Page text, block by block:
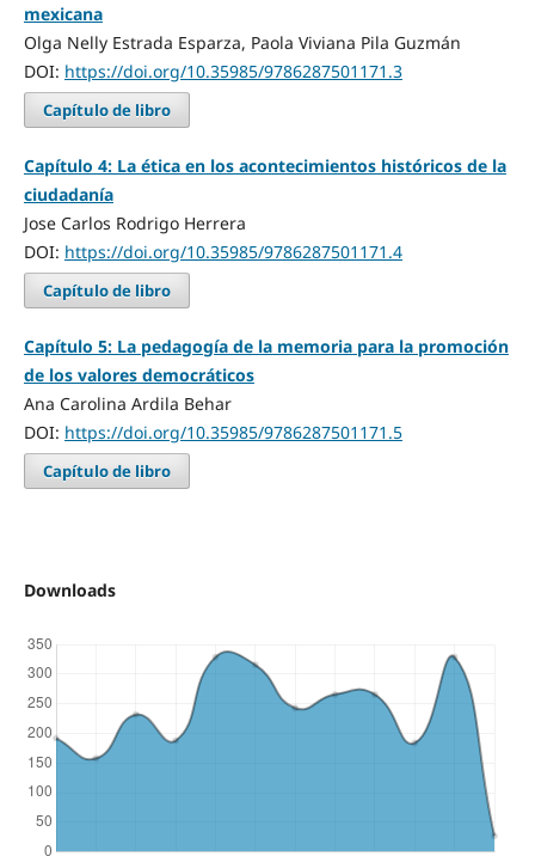
mexicana
Olga Nelly Estrada Esparza, Paola Viviana Pila Guzmán
DOI: https://doi.org/10.35985/9786287501171.3
Capítulo de libro
Capítulo 4: La ética en los acontecimientos históricos de la
ciudadanía
Jose Carlos Rodrigo Herrera
DOI: https://doi.org/10.35985/9786287501171.4
Capítulo de libro
Capítulo 5: La pedagogía de la memoria para la promoción
de los valores democráticos
Ana Carolina Ardila Behar
DOI: https://doi.org/10.35985/9786287501171.5
Capítulo de libro
Downloads